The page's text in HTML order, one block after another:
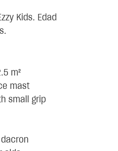
Kids. Edad
m²
mast
small grip